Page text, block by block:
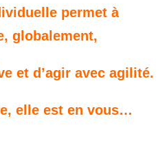
permet à
globalement,
et d’agir avec agilité.
elle est en vous…